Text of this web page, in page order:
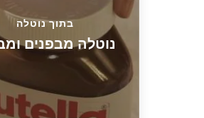
בתוך נוטלה
נוטלה מבפנים